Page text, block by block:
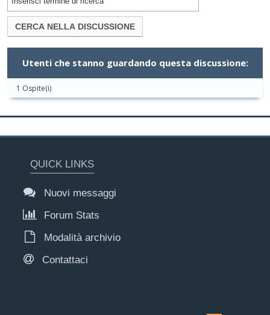
Utenti che stanno guardando questa discussione:
1 Ospite(i)
QUICK LINKS
Nuovi messaggi
Forum Stats
Modalità archivio
Contattaci